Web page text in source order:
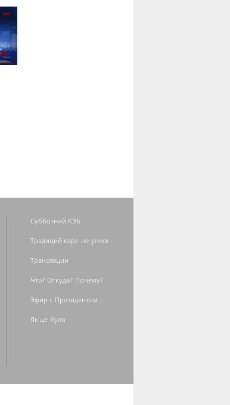
Субботний КЭБ
Традиций каре не унеск
Трансляции
Что? Откуда? Почему?
Эфир с Президентом
Як це було